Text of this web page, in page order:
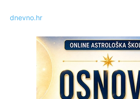
dnevno.hr